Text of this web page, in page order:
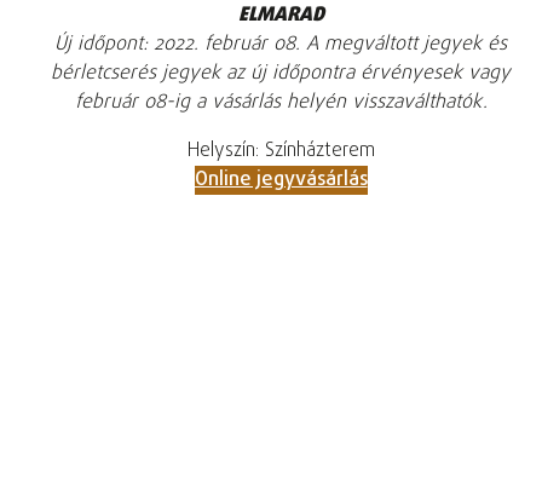
ELMARAD
Új időpont: 2022. február 08. A megváltott jegyek és
bérletcserés jegyek az új időpontra érvényesek vagy
február 08-ig a vásárlás helyén visszaválthatók.
Helyszín: Színházterem
Online jegyvásárlás